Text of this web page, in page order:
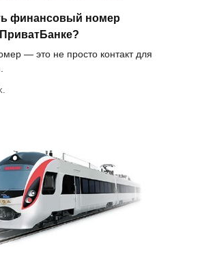
финансовый номер
— это не просто контакт для